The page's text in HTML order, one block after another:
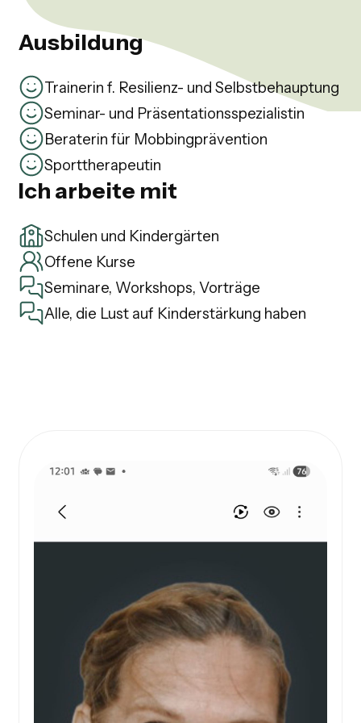
Ausbildung
Trainerin f. Resilienz- und Selbstbehauptung
Seminar- und Präsentationsspezialistin
Beraterin für Mobbingprävention
Sporttherapeutin
Ich arbeite mit
Schulen und Kindergärten
Offene Kurse
Seminare, Workshops, Vorträge
Alle, die Lust auf Kinderstärkung haben